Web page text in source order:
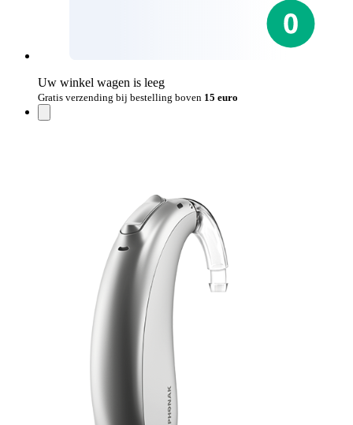
Uw winkel wagen is leeg
Gratis verzending bij bestelling boven 15 euro